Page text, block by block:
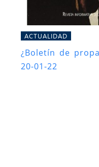
ACTUALIDAD
¿Boletín de
20-01-22